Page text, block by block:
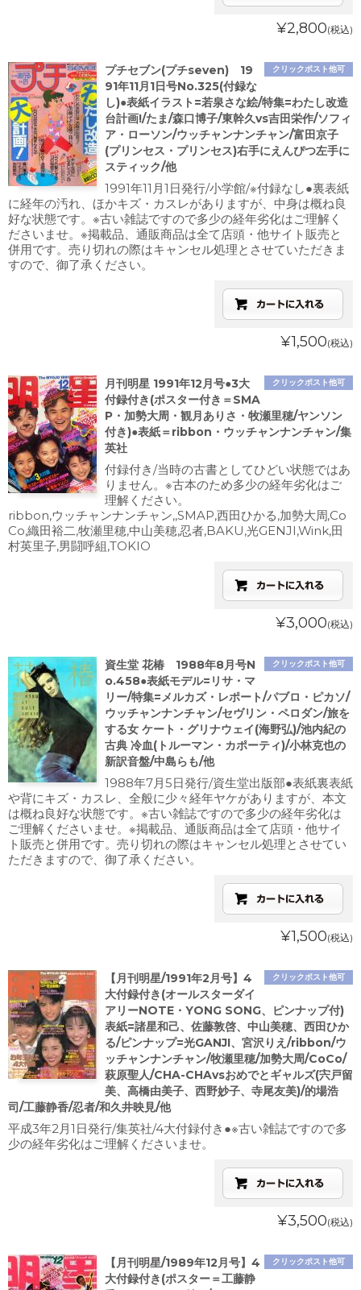
¥2,800(税込)
クリックポスト他可
プチセブン(プチseven) 19
91年11月1日号No.325(付録な
し)●表紙イラスト=若泉さな絵/特集=わたし改造
台計画!/たま/森口博子/東幹久vs吉田栄作/ソフィ
ア・ローソン/ウッチャンナンチャン/富田京子
(プリンセス・プリンセス)右手にえんぴつ左手に
スティック/他
1991年11月1日発行/小学館/※付録なし●裏表紙
に経年の汚れ、ほかキズ・カスレがありますが、中身は概ね良
好な状態です。※古い雑誌ですので多少の経年劣化はご理解く
ださいませ。※掲載品、通販商品は全て店頭・他サイト販売と
併用です。売り切れの際はキャンセル処理とさせていただきま
すので、御了承ください。
¥1,500(税込)
クリックポスト他可
月刊明星 1991年12月号●3大
付録付き(ポスター付き＝SMA
P・加勢大周・観月ありさ・牧瀬里穂/ヤンソン
付き)●表紙＝ribbon・ウッチャンナンチャン/集
英社
付録付き/当時の古書としてひどい状態ではあ
りません。※古本のため多少の経年劣化はご
理解ください。
ribbon,ウッチャンナンチャン,,SMAP,西田ひかる,加勢大周,Co
Co,織田裕二,牧瀬里穂,中山美穂,忍者,BAKU,光GENJI,Wink,田
村英里子,男闘呼組,TOKIO
¥3,000(税込)
クリックポスト他可
資生堂 花椿 1988年8月号N
o.458●表紙モデル=リサ・マ
リー/特集=メルカズ・レポート/パブロ・ピカソ/
ウッチャンナンチャン/セヴリン・ペロダン/旅を
する女 ケート・グリナウェイ(海野弘)/池内紀の
古典 冷血(トルーマン・カポーティ)/小林克也の
新訳音盤/中島らも/他
1988年7月5日発行/資生堂出版部●表紙裏表紙
や背にキズ・カスレ、全般に少々経年ヤケがありますが、本文
は概ね良好な状態です。※古い雑誌ですので多少の経年劣化は
ご理解くださいませ。※掲載品、通販商品は全て店頭・他サイ
ト販売と併用です。売り切れの際はキャンセル処理とさせてい
ただきますので、御了承ください。
¥1,500(税込)
クリックポスト他可
【月刊明星/1991年2月号】4
大付録付き(オールスターダイ
アリーNOTE・YONG SONG、ピンナップ付)
表紙=諸星和己、佐藤敦啓、中山美穂、西田ひか
る/ピンナップ=光GANJI、宮沢りえ/ribbon/ウ
ッチャンナンチャン/牧瀬里穂/加勢大周/CoCo/
萩原聖人/CHA-CHAvsおめでとギャルズ(宍戸留
美、高橋由美子、西野妙子、寺尾友美)/的場浩
司/工藤静香/忍者/和久井映見/他
平成3年2月1日発行/集英社/4大付録付き●※古い雑誌ですので多
少の経年劣化はご理解くださいませ。
¥3,500(税込)
クリックポスト他可
【月刊明星/1989年12月号】4
大付録付き(ポスター＝工藤静